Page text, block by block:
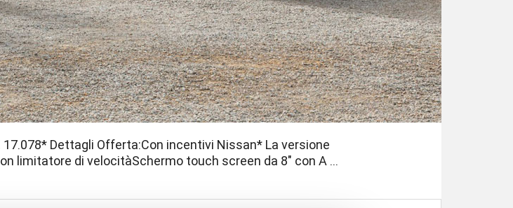
17.078* Dettagli Offerta:Con incentivi Nissan* La versione
limitatore di velocitàSchermo touch screen da 8" con A ...